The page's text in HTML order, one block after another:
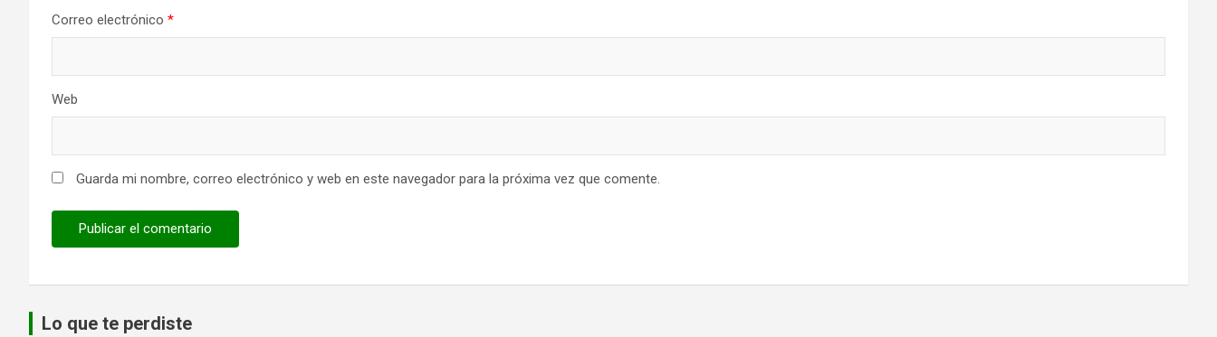
Correo electrónico *
Web
Guarda mi nombre, correo electrónico y web en este navegador para la próxima vez que comente.
Lo que te perdiste